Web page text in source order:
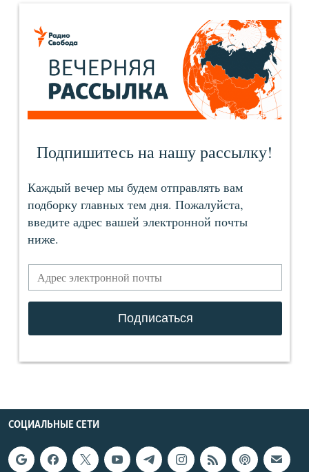
СОЦИАЛЬНЫЕ СЕТИ